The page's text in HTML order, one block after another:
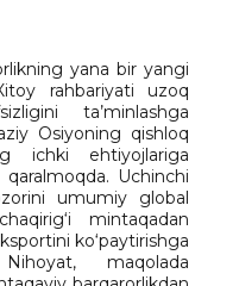
yana bir yangi
rahbariyati uzoq
ta’minlashga
Osiyoning qishloq
ichki ehtiyojlariga
Uchinchi
umumiy global
mintaqadan
ko‘paytirishga
maqolada